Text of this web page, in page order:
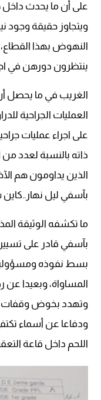
على أن ما يحدث داخل
ويتجاوز حقيقة
النهوض بهذا
ينتظرون دورهن في
الغريب في ما يحصل
العمليات الجراحية
على اجراء عمليات
ذاته بالنسبة لعدد
الذين يداومون هم
بآسفي ليل
ما تكشفه الوثيقة
بآسفي قادر على تسيير
بسط نفوذه
المساواة، وبعيدا
وتهدد بخوض وقفات
ودفاعا عن أسماء
اللحم داخل قاعة